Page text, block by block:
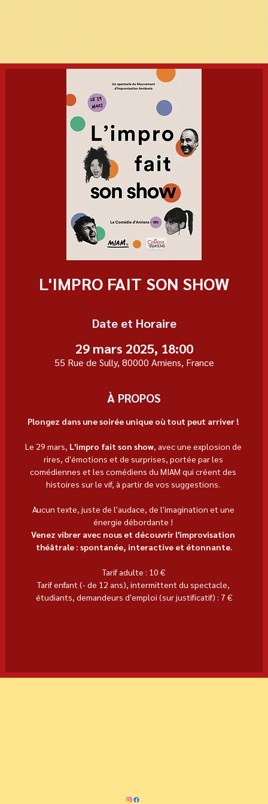
L'IMPRO FAIT SON SHOW
Date et Horaire
29 mars 2025, 18:00
55 Rue de Sully, 80000 Amiens, France
À PROPOS
Plongez dans une soirée unique où tout peut arriver !
Le 29 mars, L'impro fait son show, avec une explosion de
rires, d'émotions et de surprises, portée par les
comédiennes et les comédiens du MIAM qui créent des
histoires sur le vif, à partir de vos suggestions.
Aucun texte, juste de l'audace, de l'imagination et une
énergie débordante !
Venez vibrer avec nous et découvrir l'improvisation
théâtrale : spontanée, interactive et étonnante.
Tarif adulte : 10 €
Tarif enfant (- de 12 ans), intermittent du spectacle,
étudiants, demandeurs d'emploi (sur justificatif) : 7 €